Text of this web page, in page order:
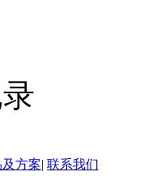
及方案| 联系我们